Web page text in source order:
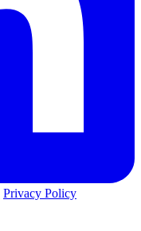
Privacy Policy